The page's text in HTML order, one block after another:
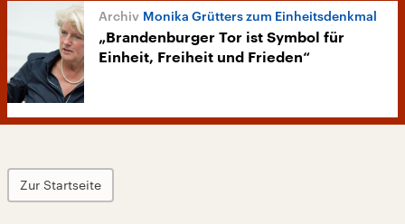
Monika Grütters zum Einheitsdenkmal
„Brandenburger Tor ist Symbol für
Einheit, Freiheit und Frieden“
Zur Startseite